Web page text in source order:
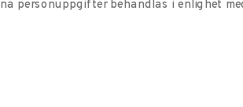
personuppgifter behandlas i enlighet